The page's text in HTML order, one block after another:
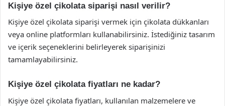
Kişiye özel çikolata siparişi nasıl verilir?
Kişiye özel çikolata siparişi vermek için çikolata dükkanları
veya online platformları kullanabilirsiniz. İstediğiniz tasarım
ve içerik seçeneklerini belirleyerek siparişinizi
tamamlayabilirsiniz.
Kişiye özel çikolata fiyatları ne kadar?
Kişiye özel çikolata fiyatları, kullanılan malzemelere ve